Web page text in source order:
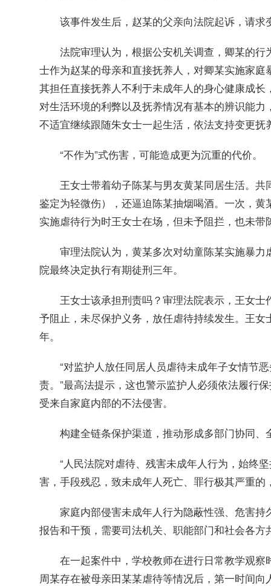
该事件发生后，赵某的父亲向法院起诉，请求
法院审理认为，根据公安机关调查，卿某的行
士作为赵某的母亲和直接抚养人，对卿某实施家
其担任直接抚养人不利于未成年人的身心健康成
对生活环境的利弊以及抚养情况有基本的辨识能
不适宜继续跟随朱女士一起生活，依法支持变更抚
“不作为”式伤害，可能造成更为沉重的代价。
王女士带着幼子陈某与男友黄某同居生活。共
鉴定为轻微伤），还逼迫陈某抽烟喝酒。一次，
实施虐待行为时王女士在场，但未予阻拦，也未带
审理法院认为，黄某多次对幼童陈某实施暴力
院最终决定执行有期徒刑三年。
王女士该承担刑责吗？审理法院表示，王女士
予阻止，未尽保护义务，放任虐待持续发生。王
年。
“对监护人放任同居人员虐待未成年子女情节
责。”最高法提示，这也警示监护人必须依法履行
受来自家庭内部的不法侵害。
构建全链条保护渠道，推动形成多部门协同、
“人民法院对虐待、残害未成年人行为，始终坚
害，手段残忍，致未成年人死亡、罪行极其严重
家庭内部侵害未成年人行为隐蔽性强、危害持
报告和干预，需要司法机关、职能部门和社会各方
在一起案件中，学校教师在进行日常教学观察
周某存在被母亲田某某虐待等情况后，第一时间